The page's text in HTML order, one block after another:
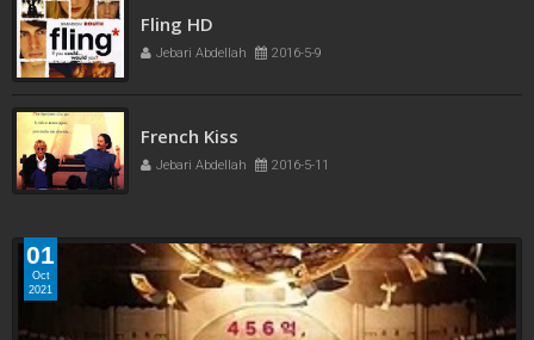
Fling HD
Jebari Abdellah 2016-5-9
French Kiss
Jebari Abdellah 2016-5-11
01
Oct
2021